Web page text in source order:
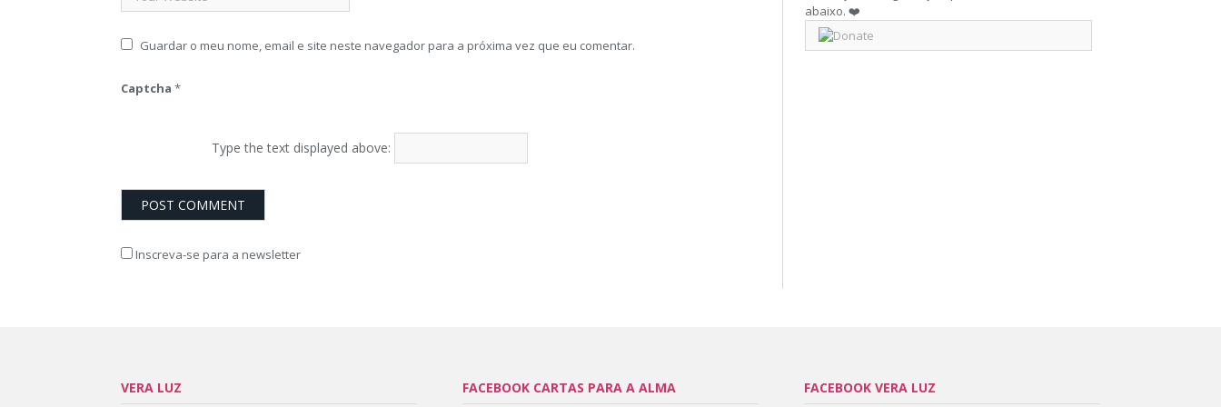
Guardar o meu nome, email e site neste navegador para a próxima vez que eu comentar.
Captcha *
Type the text displayed above:
Inscreva-se para a newsletter
abaixo. ❤️
VERA LUZ FACEBOOK CARTAS PARA A ALMA FACEBOOK VERA LUZ